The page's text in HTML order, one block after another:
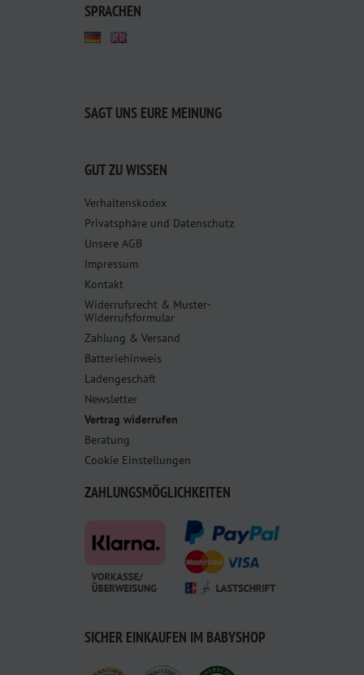
SPRACHEN
SAGT UNS EURE MEINUNG
GUT ZU WISSEN
Verhaltenskodex
Privatsphäre und Datenschutz
Unsere AGB
Impressum
Kontakt
Widerrufsrecht & Muster-
Widerrufsformular
Zahlung & Versand
Batteriehinweis
Ladengeschäft
Newsletter
Vertrag widerrufen
Beratung
Cookie Einstellungen
ZAHLUNGSMÖGLICHKEITEN
SICHER EINKAUFEN IM BABYSHOP